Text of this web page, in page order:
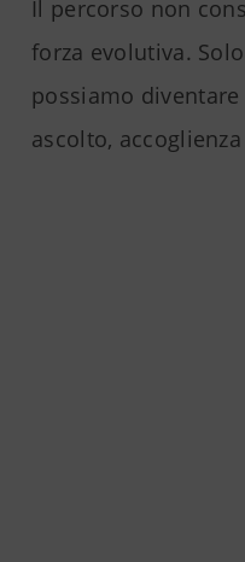
Il percorso non
forza evolutiva.
possiamo
ascolto,